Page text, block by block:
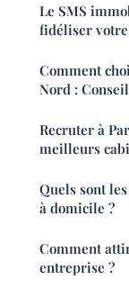
Le SMS
fidéliser
Comment
Nord :
Recruter à
meilleurs
Quels sont
à domicile ?
Comment
entreprise ?